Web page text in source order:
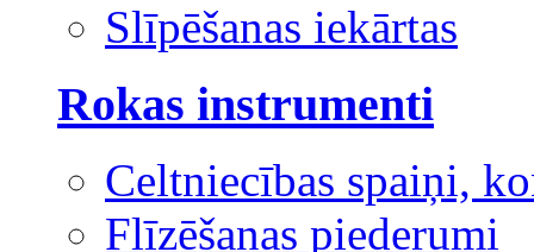
Slīpēšanas iekārtas
Rokas instrumenti
Celtniecības spaiņi,
Flīzēšanas piederumi